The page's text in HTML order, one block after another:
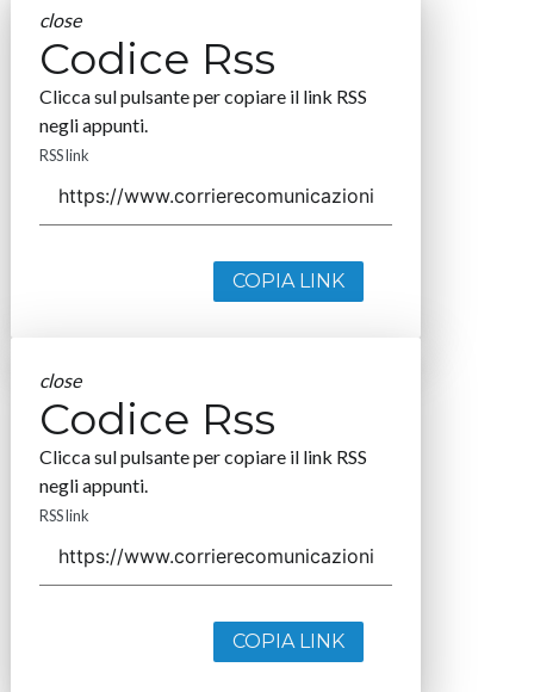
close
Codice Rss
Clicca sul pulsante per copiare il link RSS
negli appunti.
RSS link
COPIA LINK
close
Codice Rss
Clicca sul pulsante per copiare il link RSS
negli appunti.
RSS link
COPIA LINK